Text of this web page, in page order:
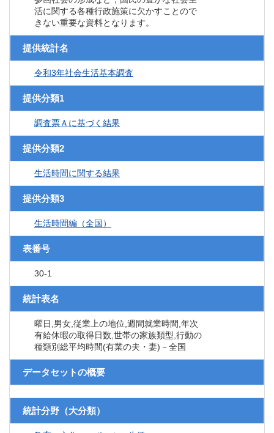
活に関する各種行政施策に欠かすことので
きない重要な資料となります。
提供統計名
令和3年社会生活基本調査
提供分類1
調査票Ａに基づく結果
提供分類2
生活時間に関する結果
提供分類3
生活時間編（全国）
表番号
30-1
統計表名
曜日,男女,従業上の地位,週間就業時間,年次
有給休暇の取得日数,世帯の家族類型,行動の
種類別総平均時間(有業の夫・妻)－全国
データセットの概要
統計分野（大分類）